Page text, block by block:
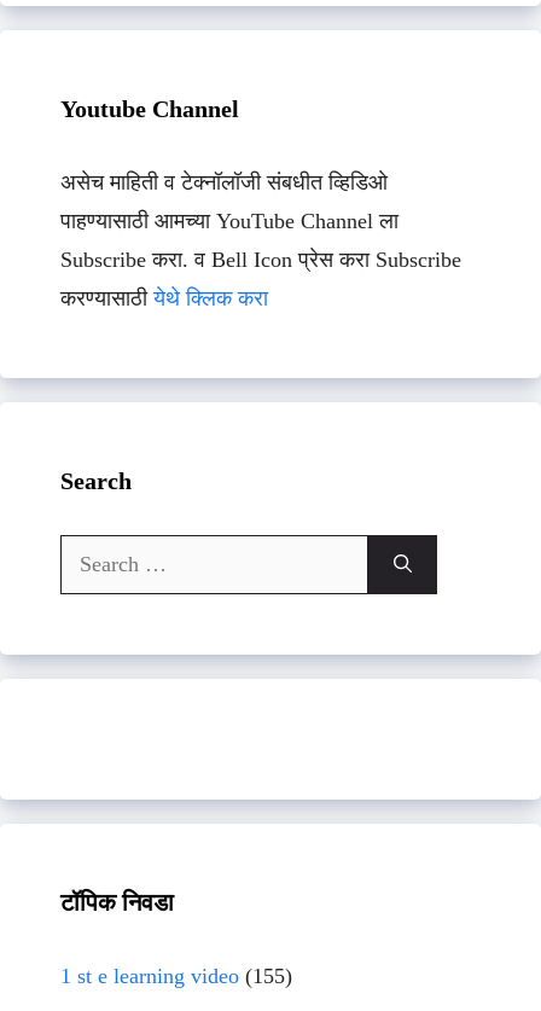
Youtube Channel
असेच माहिती व टेक्नॉलॉजी संबधीत व्हिडिओ
पाहण्यासाठी आमच्या YouTube Channel ला
Subscribe करा. व Bell Icon प्रेस करा Subscribe
करण्यासाठीयेथे क्लिक करा
Search
Search
for:
टॉपिक निवडा
1 st e learning video (155)